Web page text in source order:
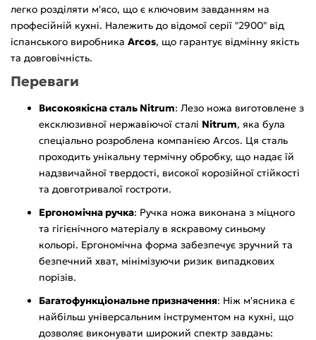
легко розділяти м'ясо, що є ключовим завданням на
професійній кухні. Належить до відомої серії "2900" від
іспанського виробника Arcos, що гарантує відмінну якість
та довговічність.
Переваги
Високоякісна сталь Nitrum: Лезо ножа виготовлене з
ексклюзивної нержавіючої сталі Nitrum, яка була
спеціально розроблена компанією Arcos. Ця сталь
проходить унікальну термічну обробку, що надає їй
надзвичайної твердості, високої корозійної стійкості
та довготривалої гостроти.
Ергономічна ручка: Ручка ножа виконана з міцного
та гігієнічного матеріалу в яскравому синьому
кольорі. Ергономічна форма забезпечує зручний та
безпечний хват, мінімізуючи ризик випадкових
порізів.
Багатофункціональне призначення: Ніж м'ясника є
найбільш універсальним інструментом на кухні, що
дозволяє виконувати широкий спектр завдань: